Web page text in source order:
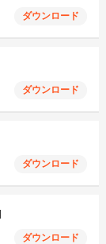
ダウンロード
ダウンロード
ダウンロード
ダウンロード